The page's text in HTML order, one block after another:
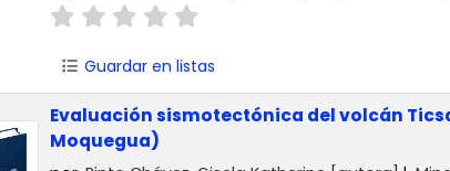
Guardar en listas
Evaluación sismotectónica del volcán
Moquegua)